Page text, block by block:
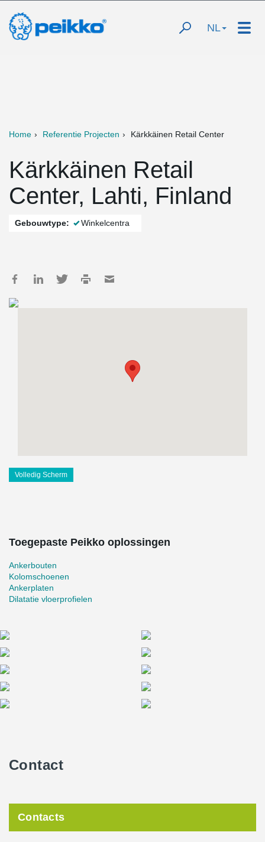
NL
Home Referentie Projecten Kärkkäinen Retail Center
Kärkkäinen Retail
Center, Lahti, Finland
Gebouwtype: Winkelcentra
Volledig Scherm
Toegepaste Peikko oplossingen
Ankerbouten
Kolomschoenen
Ankerplaten
Dilatatie vloerprofielen
Contact
Contacts